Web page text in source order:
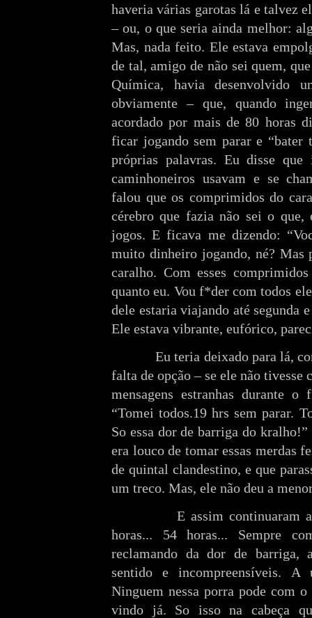
haveria várias garotas lá e talvez
– ou, o que seria ainda melhor:
Mas, nada feito. Ele estava
de tal, amigo de não sei quem,
Química, havia desenvolvido
obviamente – que, quando
acordado por mais de 80 horas
ficar jogando sem parar e “bater
próprias palavras. Eu disse
caminhoneiros usavam e se
falou que os comprimidos do
cérebro que fazia não sei o
jogos. E ficava me dizendo:
muito dinheiro jogando, né? Mas
caralho. Com esses
quanto eu. Vou f*der com todos
dele estaria viajando até segunda
Ele estava vibrante, eufórico,
Eu teria deixado para lá,
falta de opção – se ele não tivesse
mensagens estranhas durante
“Tomei todos.19 hrs sem parar.
So essa dor de barriga do
era louco de tomar essas merdas
de quintal clandestino, e que
um treco. Mas, ele não deu a
E assim continuaram as
horas... 54 horas... Sempre
reclamando da dor de barriga,
sentido e incompreensíveis.
Ninguem nessa porra pode com
vindo já. So isso na cabeça